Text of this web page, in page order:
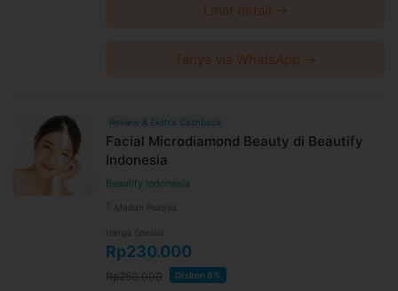
Lihat detail →
Tanya via WhatsApp →
Review & Ekstra Cashback
Facial Microdiamond Beauty di Beautify
Indonesia
Beautify Indonesia
Medan Polonia
Harga Spesial
Rp230.000
Rp250.000 Diskon 8%